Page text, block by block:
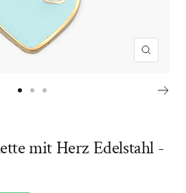
Zoom
1
2
3
mit Herz Edelstahl -